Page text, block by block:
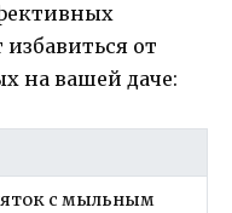
от
на вашей даче:
с мыльным